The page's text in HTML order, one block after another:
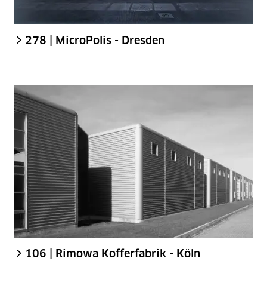
278 | MicroPolis - Dresden
106 | Rimowa Kofferfabrik - Köln